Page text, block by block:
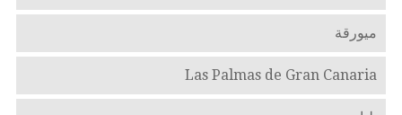
ميورقة
Las Palmas de Gran Canaria